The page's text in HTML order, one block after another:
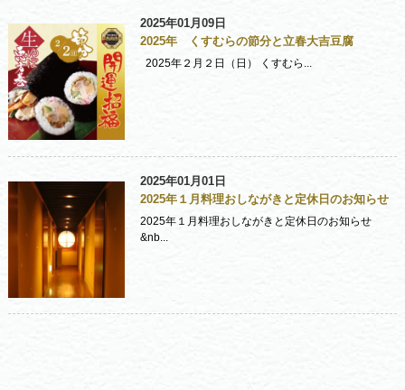
2025年01月09日
2025年 くすむらの節分と立春大吉豆腐
2025年２月２日（日） くすむら...
2025年01月01日
2025年１月料理おしながきと定休日のお知らせ
2025年１月料理おしながきと定休日のお知らせ
&nb...